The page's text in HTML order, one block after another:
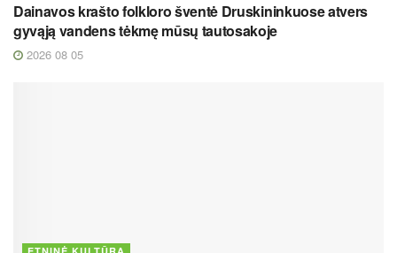
Dainavos krašto folkloro šventė Druskininkuose atvers
gyvąją vandens tėkmę mūsų tautosakoje
2026 08 05